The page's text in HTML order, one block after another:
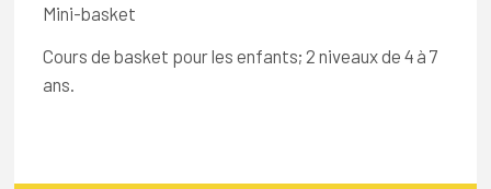
Mini-basket
Cours de basket pour les enfants; 2 niveaux de 4 à 7
ans.